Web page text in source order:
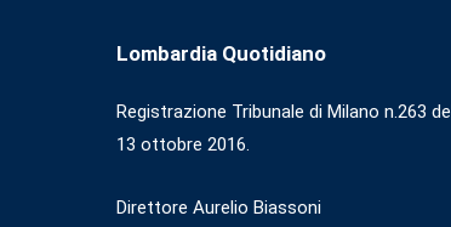
Lombardia Quotidiano
Registrazione Tribunale di Milano n.263 del
13 ottobre 2016.
Direttore Aurelio Biassoni